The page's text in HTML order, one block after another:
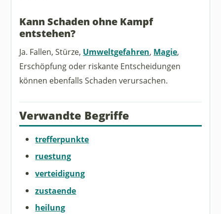
Kann Schaden ohne Kampf
entstehen?
Ja. Fallen, Stürze, Umweltgefahren, Magie,
Erschöpfung oder riskante Entscheidungen
können ebenfalls Schaden verursachen.
Verwandte Begriffe
trefferpunkte
ruestung
verteidigung
zustaende
heilung